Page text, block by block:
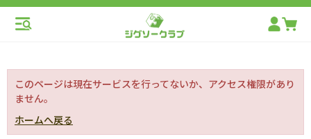
このページは現在サービスを行ってないか、アクセス権限があり
ません。
ホームへ戻る